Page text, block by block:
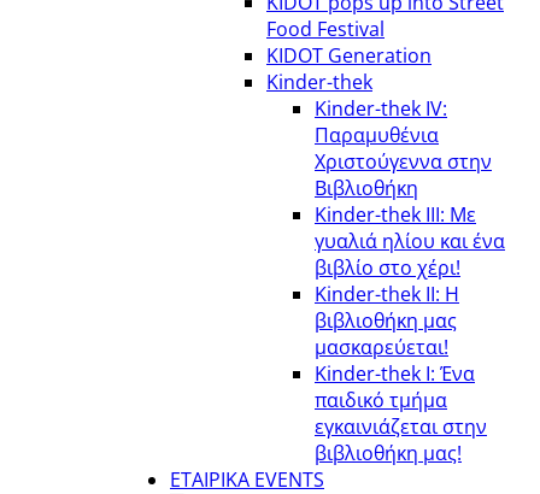
Food Festival
KIDOT Generation
Kinder-thek
Kinder-thek IV:
Παραμυθένια
Χριστούγεννα στην
Βιβλιοθήκη
Κinder-thek III: Με
γυαλιά ηλίου και ένα
βιβλίο στο χέρι!
Κinder-thek II: Η
βιβλιοθήκη μας
μασκαρεύεται!
Κinder-thek I: Ένα
παιδικό τμήμα
εγκαινιάζεται στην
βιβλιοθήκη μας!
ΕΤΑΙΡΙΚΑ EVENTS